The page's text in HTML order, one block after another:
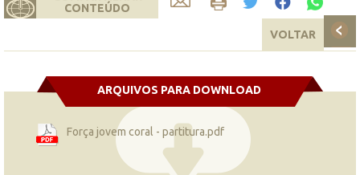
CONTEÚDO
VOLTAR
ARQUIVOS PARA DOWNLOAD
Força jovem coral - partitura.pdf